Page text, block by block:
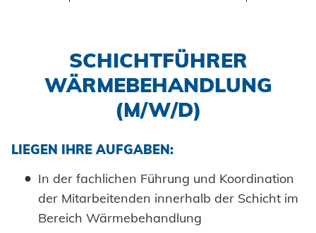
Impressum
Datenschutz
AGBs
SCHICHTFÜHRER
WÄRMEBEHANDLUNG
(M/W/D)
LIEGEN IHRE AUFGABEN:
In der fachlichen Führung und Koordination
der Mitarbeitenden innerhalb der Schicht im
Bereich Wärmebehandlung